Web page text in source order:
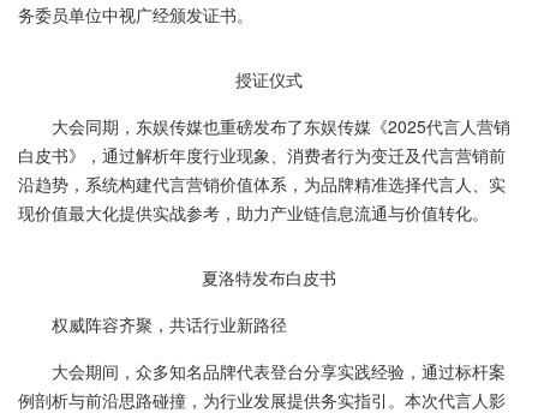
务委员单位中视广经颁发证书。
授证仪式
大会同期，东娱传媒也重磅发布了东娱传媒《2025代言人营销
白皮书》，通过解析年度行业现象、消费者行为变迁及代言营销前
沿趋势，系统构建代言营销价值体系，为品牌精准选择代言人、实
现价值最大化提供实战参考，助力产业链信息流通与价值转化。
夏洛特发布白皮书
权威阵容齐聚，共话行业新路径
大会期间，众多知名品牌代表登台分享实践经验，通过标杆案
例剖析与前沿思路碰撞，为行业发展提供务实指引。本次代言人影